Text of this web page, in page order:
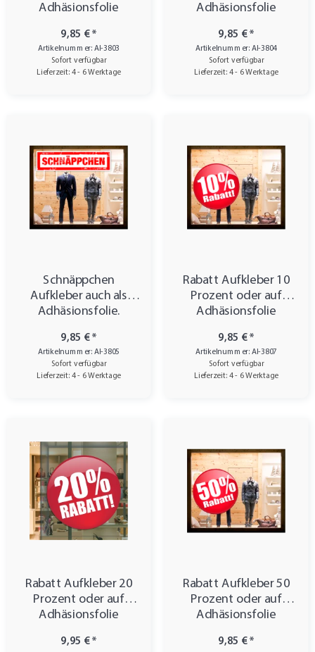
Adhäsionsfolie
9,85 €*
Artikelnummer: AI-3803
Sofort verfügbar
Lieferzeit: 4 - 6 Werktage
Adhäsionsfolie
9,85 €*
Artikelnummer: AI-3804
Sofort verfügbar
Lieferzeit: 4 - 6 Werktage
Schnäppchen
Aufkleber auch als
Adhäsionsfolie.
9,85 €*
Artikelnummer: AI-3805
Sofort verfügbar
Lieferzeit: 4 - 6 Werktage
Rabatt Aufkleber 10
Prozent oder auf
Adhäsionsfolie
9,85 €*
Artikelnummer: AI-3807
Sofort verfügbar
Lieferzeit: 4 - 6 Werktage
Rabatt Aufkleber 20
Prozent oder auf
Adhäsionsfolie
9,95 €*
Rabatt Aufkleber 50
Prozent oder auf
Adhäsionsfolie
9,85 €*